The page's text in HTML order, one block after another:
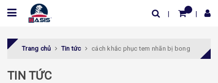
Trang chủ Tin tức cách khắc phục tem nhãn bị bong
TIN TỨC